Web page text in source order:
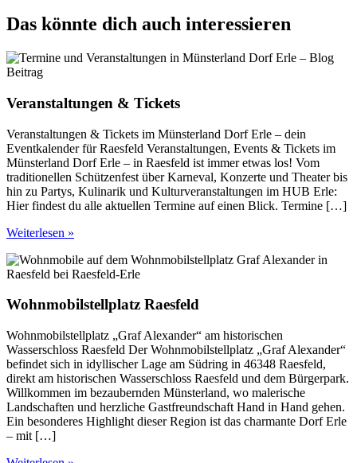
Das könnte dich auch interessieren
Veranstaltungen & Tickets
Veranstaltungen & Tickets im Münsterland Dorf Erle – dein
Eventkalender für Raesfeld Veranstaltungen, Events & Tickets im
Münsterland Dorf Erle – in Raesfeld ist immer etwas los! Vom
traditionellen Schützenfest über Karneval, Konzerte und Theater bis
hin zu Partys, Kulinarik und Kulturveranstaltungen im HUB Erle:
Hier findest du alle aktuellen Termine auf einen Blick. Termine […]
Weiterlesen »
Wohnmobilstellplatz Raesfeld
Wohnmobilstellplatz „Graf Alexander“ am historischen
Wasserschloss Raesfeld Der Wohnmobilstellplatz „Graf Alexander“
befindet sich in idyllischer Lage am Südring in 46348 Raesfeld,
direkt am historischen Wasserschloss Raesfeld und dem Bürgerpark.
Willkommen im bezaubernden Münsterland, wo malerische
Landschaften und herzliche Gastfreundschaft Hand in Hand gehen.
Ein besonderes Highlight dieser Region ist das charmante Dorf Erle
– mit […]